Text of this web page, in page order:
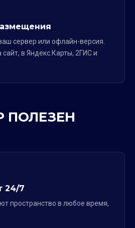
сервер или офлайн-версия.
сайт, в Яндекс.Карты, 2ГИС и
ПОЛЕЗЕН
24/7
пространство в любое время,